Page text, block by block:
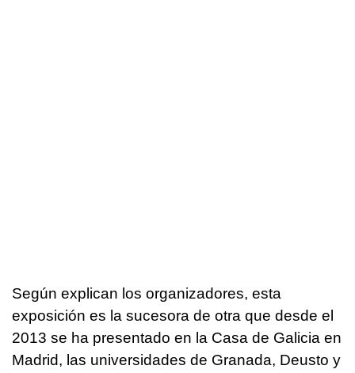
Según explican los organizadores, esta
exposición es la sucesora de otra que desde el
2013 se ha presentado en la Casa de Galicia en
Madrid, las universidades de Granada, Deusto y